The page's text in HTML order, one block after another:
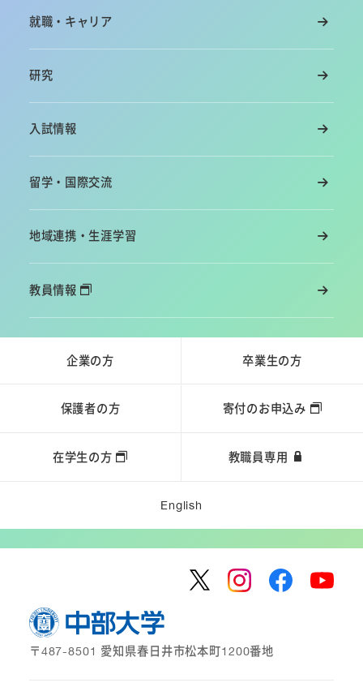
就職・キャリア
研究
入試情報
留学・国際交流
地域連携・生涯学習
教員情報
企業の方 卒業生の方
保護者の方 寄付のお申込み
在学生の方 教職員専用
English
〒487-8501 愛知県春日井市松本町1200番地